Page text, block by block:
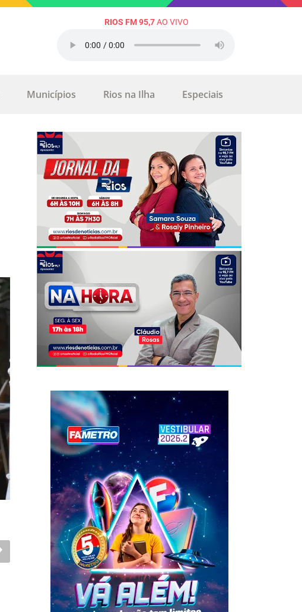
RIOS FM 95,7AO VIVO
Municípios Rios na Ilha Especiais